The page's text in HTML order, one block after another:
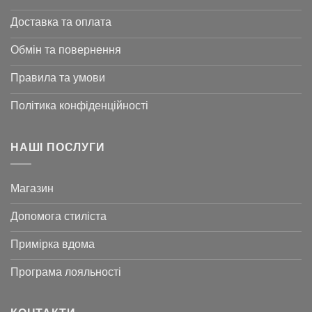
Доставка та оплата
Обмін та повернення
Правила та умови
Політика конфіденційності
НАШІ ПОСЛУГИ
Магазин
Допомога стиліста
Примірка вдома
Програма лояльності